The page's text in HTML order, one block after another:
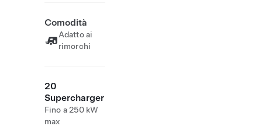
Comodità
Adatto ai
rimorchi
20
Supercharger
Fino a 250 kW
max